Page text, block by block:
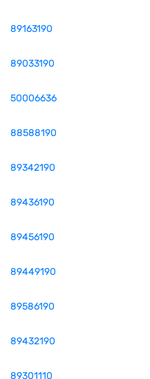
89163190
89033190
50006636
88588190
89342190
89436190
89456190
89449190
89586190
89432190
89301110